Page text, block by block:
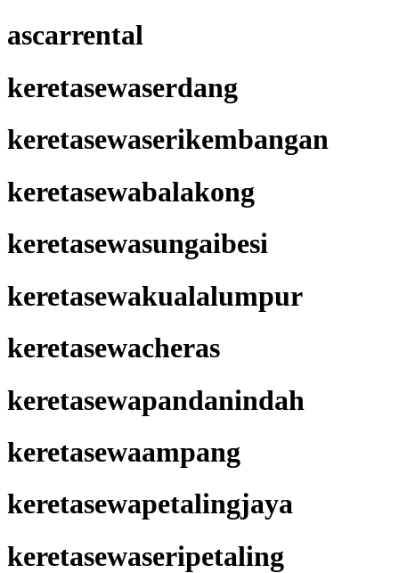
ascarrental
keretasewaserdang
keretasewaserikembangan
keretasewabalakong
keretasewasungaibesi
keretasewakualalumpur
keretasewacheras
keretasewapandanindah
keretasewaampang
keretasewapetalingjaya
keretasewaseripetaling